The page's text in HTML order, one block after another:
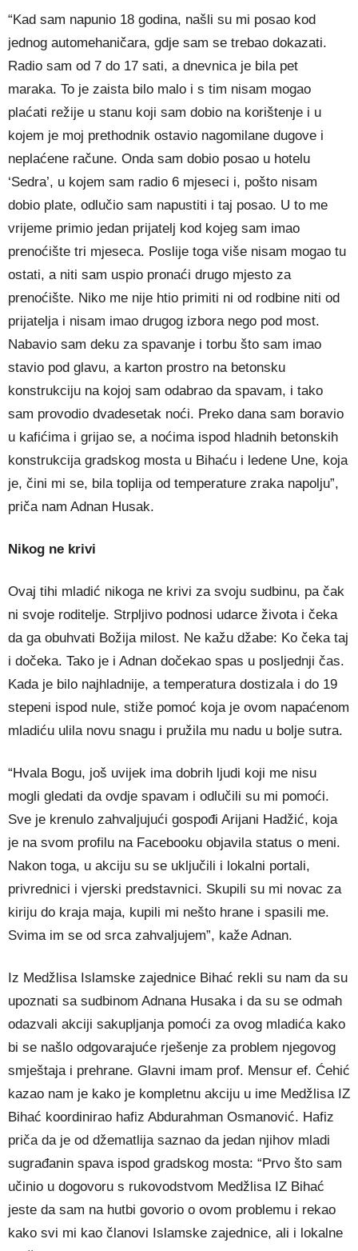
“Kad sam napunio 18 godina, našli su mi posao kod
jednog automehaničara, gdje sam se trebao dokazati.
Radio sam od 7 do 17 sati, a dnevnica je bila pet
maraka. To je zaista bilo malo i s tim nisam mogao
plaćati režije u stanu koji sam dobio na korištenje i u
kojem je moj prethodnik ostavio nagomilane dugove i
neplaćene račune. Onda sam dobio posao u hotelu
‘Sedra’, u kojem sam radio 6 mjeseci i, pošto nisam
dobio plate, odlučio sam napustiti i taj posao. U to me
vrijeme primio jedan prijatelj kod kojeg sam imao
prenoćište tri mjeseca. Poslije toga više nisam mogao tu
ostati, a niti sam uspio pronaći drugo mjesto za
prenoćište. Niko me nije htio primiti ni od rodbine niti od
prijatelja i nisam imao drugog izbora nego pod most.
Nabavio sam deku za spavanje i torbu što sam imao
stavio pod glavu, a karton prostro na betonsku
konstrukciju na kojoj sam odabrao da spavam, i tako
sam provodio dvadesetak noći. Preko dana sam boravio
u kafićima i grijao se, a noćima ispod hladnih betonskih
konstrukcija gradskog mosta u Bihaću i ledene Une, koja
je, čini mi se, bila toplija od temperature zraka napolju”,
priča nam Adnan Husak.
Nikog ne krivi
Ovaj tihi mladić nikoga ne krivi za svoju sudbinu, pa čak
ni svoje roditelje. Strpljivo podnosi udarce života i čeka
da ga obuhvati Božija milost. Ne kažu džabe: Ko čeka taj
i dočeka. Tako je i Adnan dočekao spas u posljednji čas.
Kada je bilo najhladnije, a temperatura dostizala i do 19
stepeni ispod nule, stiže pomoć koja je ovom napaćenom
mladiću ulila novu snagu i pružila mu nadu u bolje sutra.
“Hvala Bogu, još uvijek ima dobrih ljudi koji me nisu
mogli gledati da ovdje spavam i odlučili su mi pomoći.
Sve je krenulo zahvaljujući gospođi Arijani Hadžić, koja
je na svom profilu na Facebooku objavila status o meni.
Nakon toga, u akciju su se uključili i lokalni portali,
privrednici i vjerski predstavnici. Skupili su mi novac za
kiriju do kraja maja, kupili mi nešto hrane i spasili me.
Svima im se od srca zahvaljujem”, kaže Adnan.
Iz Medžlisa Islamske zajednice Bihać rekli su nam da su
upoznati sa sudbinom Adnana Husaka i da su se odmah
odazvali akciji sakupljanja pomoći za ovog mladića kako
bi se našlo odgovarajuće rješenje za problem njegovog
smještaja i prehrane. Glavni imam prof. Mensur ef. Ćehić
kazao nam je kako je kompletnu akciju u ime Medžlisa IZ
Bihać koordinirao hafiz Abdurahman Osmanović. Hafiz
priča da je od džematlija saznao da jedan njihov mladi
sugrađanin spava ispod gradskog mosta: “Prvo što sam
učinio u dogovoru s rukovodstvom Medžlisa IZ Bihać
jeste da sam na hutbi govorio o ovom problemu i rekao
kako svi mi kao članovi Islamske zajednice, ali i lokalne